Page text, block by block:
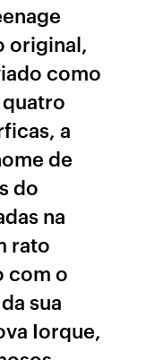
original,
como
a
de
do
na
rato
com o
sua
Iorque,